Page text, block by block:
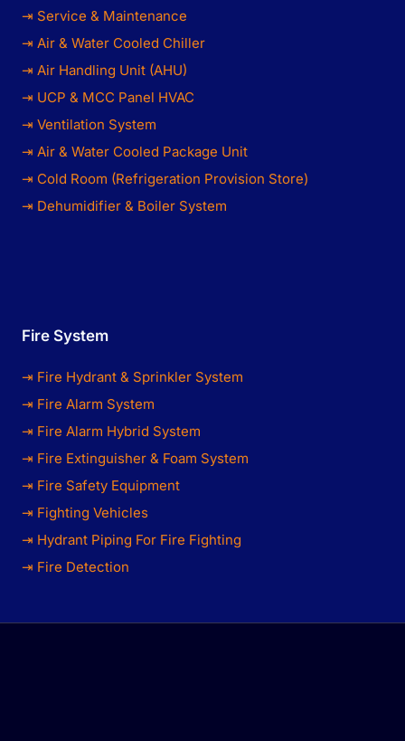
⇥ Service & Maintenance
⇥ Air & Water Cooled Chiller
⇥ Air Handling Unit (AHU)
⇥ UCP & MCC Panel HVAC
⇥ Ventilation System
⇥ Air & Water Cooled Package Unit
⇥ Cold Room (Refrigeration Provision Store)
⇥ Dehumidifier & Boiler System
Fire System
⇥ Fire Hydrant & Sprinkler System
⇥ Fire Alarm System
⇥ Fire Alarm Hybrid System
⇥ Fire Extinguisher & Foam System
⇥ Fire Safety Equipment
⇥ Fighting Vehicles
⇥ Hydrant Piping For Fire Fighting
⇥ Fire Detection